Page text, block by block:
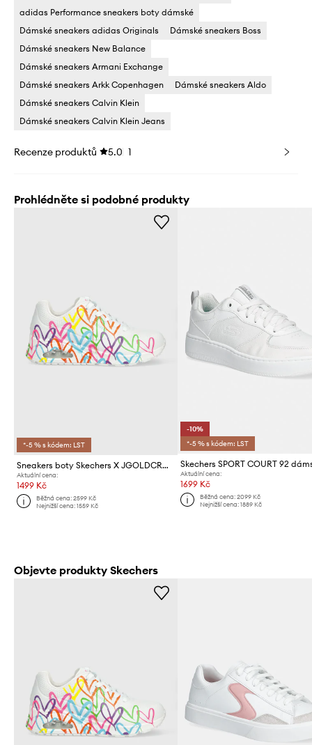
adidas Performance sneakers boty dámské
Dámské sneakers adidas Originals
Dámské sneakers Boss
Dámské sneakers New Balance
Dámské sneakers Armani Exchange
Dámské sneakers Arkk Copenhagen
Dámské sneakers Aldo
Dámské sneakers Calvin Klein
Dámské sneakers Calvin Klein Jeans
Recenze produktů 5.0 1
Prohlédněte si podobné produkty
*-5 % s kódem: LST
Sneakers boty Skechers X JGOLDCROWN
Aktuální cena:
1499 Kč
Běžná cena:2599 Kč
Nejnižší cena:1559 Kč
-10%
*-5 % s kódem: LST
Aktuální cena:
1699 Kč
Běžná cena: 2099 Kč
Nejnižší cena: 1889 Kč
Objevte produkty Skechers